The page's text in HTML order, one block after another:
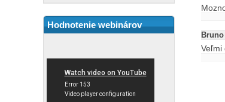
Hodnotenie webinárov
Bruno
Veľmi